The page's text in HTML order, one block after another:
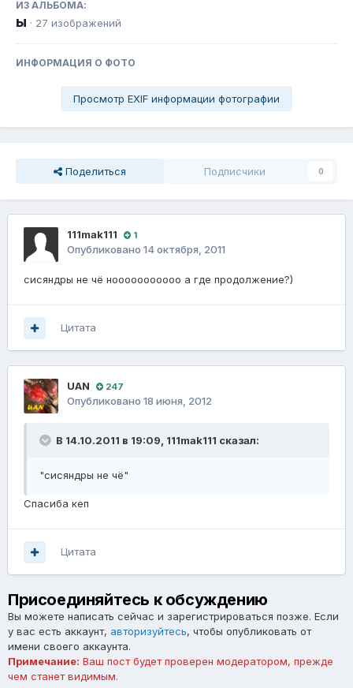
ИЗ АЛЬБОМА:
ы · 27 изображений
ИНФОРМАЦИЯ О ФОТО
Просмотр EXIF информации фотографии
Поделиться Подписчики 0
111mak111 1
Опубликовано 14 октября, 2011
сисяндры не чё нооооооооооо а где продолжение?)
Цитата
UAN 247
Опубликовано 18 июня, 2012
В 14.10.2011 в 19:09, 111mak111 сказал:
"сисяндры не чё"
Спасиба кеп
Цитата
Присоединяйтесь к обсуждению
Вы можете написать сейчас и зарегистрироваться позже. Если
у вас есть аккаунт, авторизуйтесь, чтобы опубликовать от
имени своего аккаунта.
Примечание: Ваш пост будет проверен модератором, прежде
чем станет видимым.